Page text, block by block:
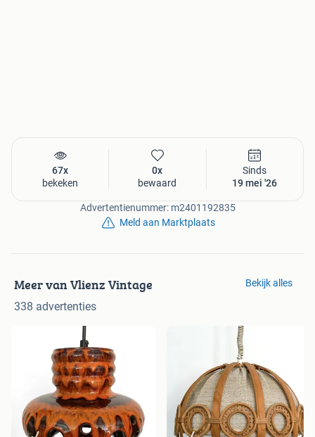
67x
bekeken
0x
bewaard
Sinds
19 mei '26
Advertentienummer: m2401192835
Meld aan Marktplaats
Meer van Vlienz Vintage
338 advertenties
Bekijk alles